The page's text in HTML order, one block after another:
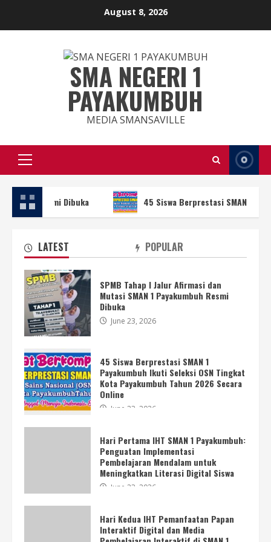
August 8, 2026
SMA NEGERI 1
PAYAKUMBUH
MEDIA SMANSAVILLE
Primary
Menu
Dibuka 45 Siswa Berprestasi SMAN 1 Payakumbuh
Hari Kedua IHT Pemanfaatan Papan
Interaktif Digital dan Media
June 23, 2026
Lokakarya Hari Pertama SMAN 1
Payakumbuh Bahas Visi, Misi, dan
LATEST POPULAR
SPMB Tahap I Jalur Afirmasi dan
Mutasi SMAN 1 Payakumbuh Resmi
Dibuka
June 23, 2026
45 Siswa Berprestasi SMAN 1
Payakumbuh Ikuti Seleksi OSN Tingkat
Kota Payakumbuh Tahun 2026 Secara
Online
June 23, 2026
Hari Pertama IHT SMAN 1 Payakumbuh:
Penguatan Implementasi
Pembelajaran Mendalam untuk
Meningkatkan Literasi Digital Siswa
June 23, 2026
Hari Kedua IHT Pemanfaatan Papan
Interaktif Digital dan Media